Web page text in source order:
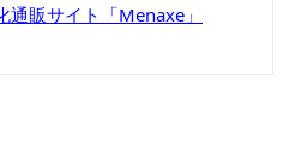
通販サイト「Menaxe」